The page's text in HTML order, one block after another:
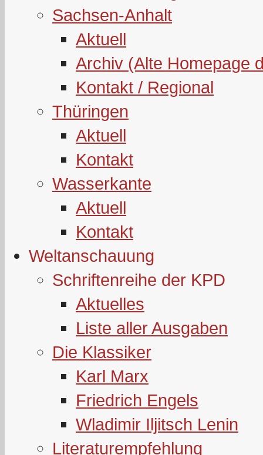
Sachsen-Anhalt
Aktuell
Archiv (Alte Homepage
Kontakt / Regional
Thüringen
Aktuell
Kontakt
Wasserkante
Aktuell
Kontakt
Weltanschauung
Schriftenreihe der KPD
Aktuelles
Liste aller Ausgaben
Die Klassiker
Karl Marx
Friedrich Engels
Wladimir Iljitsch Lenin
Literaturempfehlung